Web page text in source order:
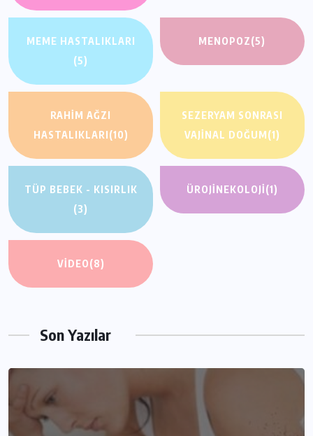
MEME HASTALIKLARI
(5)
MENOPOZ(5)
RAHIM AĞZI
HASTALIKLARI(10)
SEZERYAM SONRASI
VAJINAL DOĞUM(1)
TÜP BEBEK - KISIRLIK
(3)
ÜROJINEKOLOJI(1)
VIDEO(8)
Son Yazılar